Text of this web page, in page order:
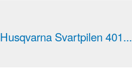
Husqvarna Svartpilen 401...